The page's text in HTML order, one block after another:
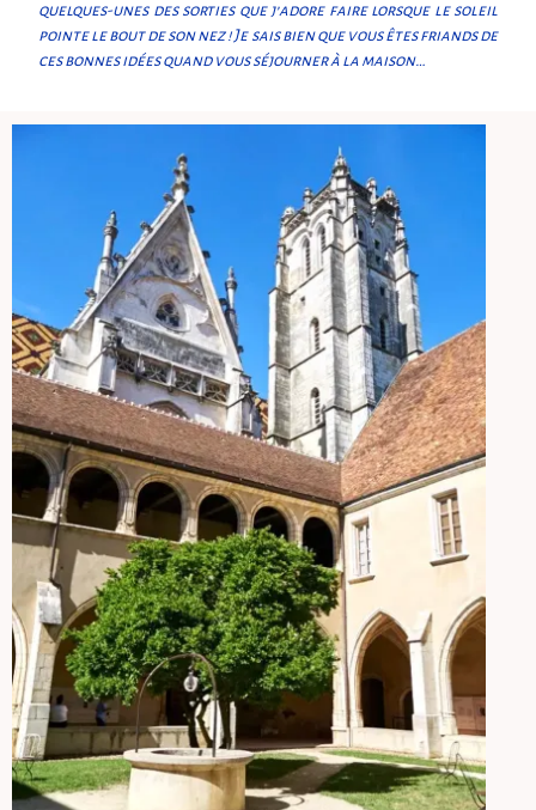
quelques-unes des sorties que j’adore faire lorsque le soleil
pointe le bout de son nez ! Je sais bien que vous êtes friands de
ces bonnes idées quand vous séjourner à la maison…